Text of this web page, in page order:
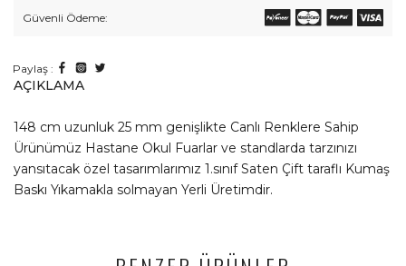
Güvenli Ödeme:
Paylaş :
AÇIKLAMA
148 cm uzunluk 25 mm genişlikte Canlı Renklere Sahip
Ürünümüz Hastane Okul Fuarlar ve standlarda tarzınızı
yansıtacak özel tasarımlarımız 1.sınıf Saten Çift taraflı Kumaş
Baskı Yıkamakla solmayan Yerli Üretimdir.